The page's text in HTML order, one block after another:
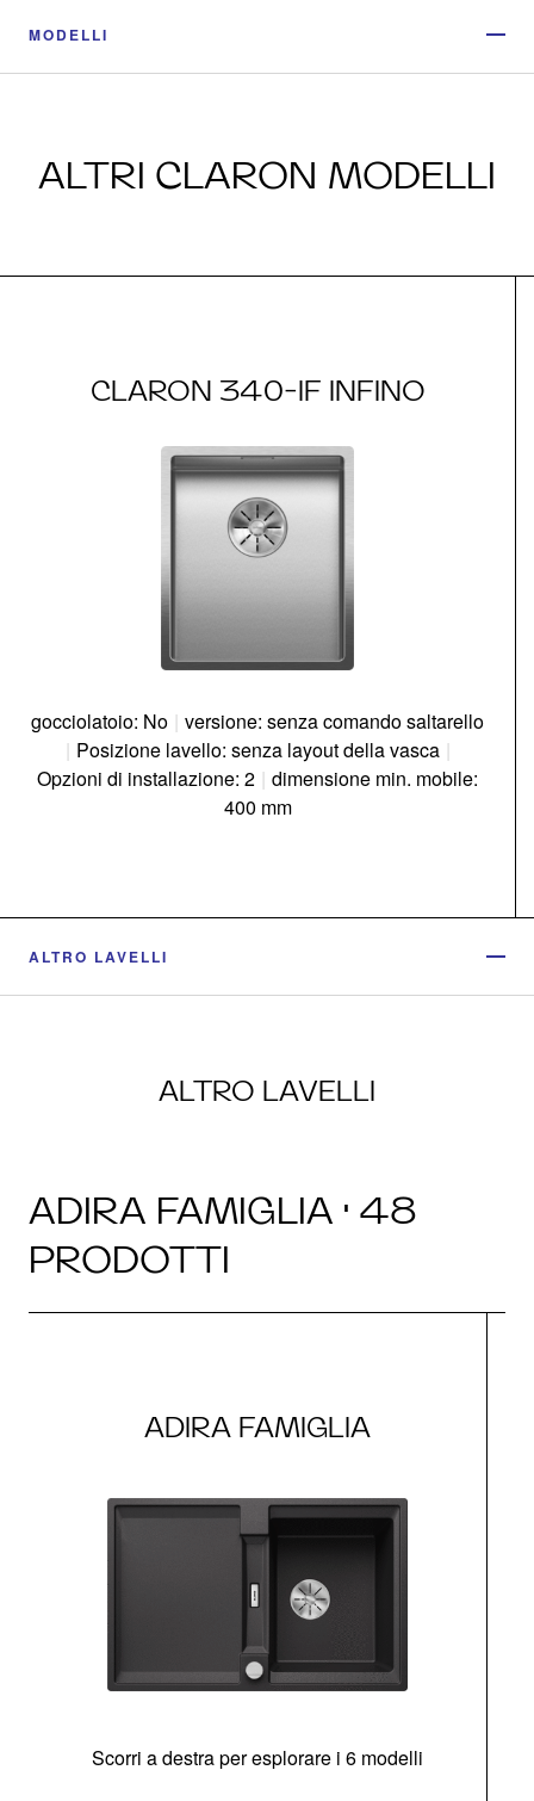
MODELLI
ALTRI CLARON MODELLI
CLARON 340-IF INFINO
gocciolatoio: No | versione: senza comando saltarello
| Posizione lavello: senza layout della vasca |
Opzioni di installazione: 2 | dimensione min. mobile:
400 mm
ALTRO LAVELLI
ALTRO LAVELLI
ADIRA FAMIGLIA · 48
PRODOTTI
ADIRA FAMIGLIA
Scorri a destra per esplorare i 6 modelli